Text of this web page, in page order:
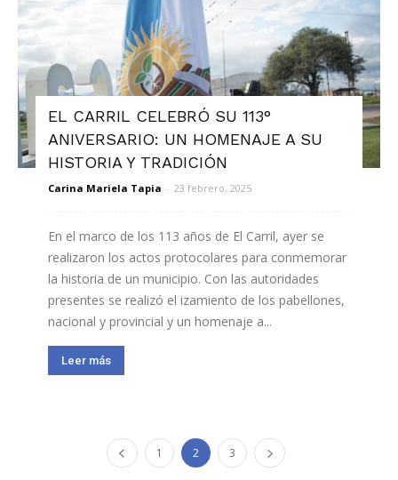
EL CARRIL CELEBRÓ SU 113°
ANIVERSARIO: UN HOMENAJE A SU
HISTORIA Y TRADICIÓN
Carina Mariela Tapia - 23 febrero, 2025
En el marco de los 113 años de El Carril, ayer se
realizaron los actos protocolares para conmemorar
la historia de un municipio. Con las autoridades
presentes se realizó el izamiento de los pabellones,
nacional y provincial y un homenaje a...
Leer más
1 2 3